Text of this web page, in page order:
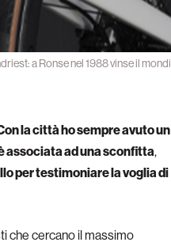
a Ronse nel 1988 vinse il
la città ho sempre avuto un
associata ad una sconfitta,
per testimoniare la voglia di
che cercano il massimo